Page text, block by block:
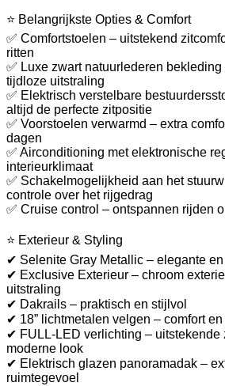
⭐ Belangrijkste Opties & Comfort
✅ Comfortstoelen – uitstekend
ritten
✅ Luxe zwart natuurlederen
tijdloze uitstraling
✅ Elektrisch verstelbare
altijd de perfecte zitpositie
✅ Voorstoelen verwarmd – extra
dagen
✅ Airconditioning met elektronische
interieurklimaat
✅ Schakelmogelijkheid aan het
controle over het rijgedrag
✅ Cruise control – ontspannen rijden
⭐ Exterieur & Styling
✔ Selenite Gray Metallic – elegante
✔ Exclusive Exterieur – chroom
uitstraling
✔ Dakrails – praktisch en stijlvol
✔ 18” lichtmetalen velgen – comfort
✔ FULL-LED verlichting – uitstekende
moderne look
✔ Elektrisch glazen panoramadak –
ruimtegevoel